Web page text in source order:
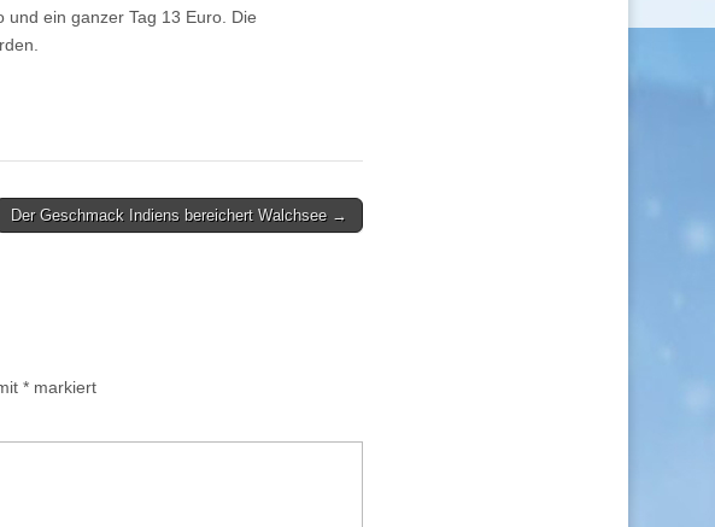
ein ganzer Tag 13 Euro. Die
Der Geschmack Indiens bereichert Walchsee →
*markiert